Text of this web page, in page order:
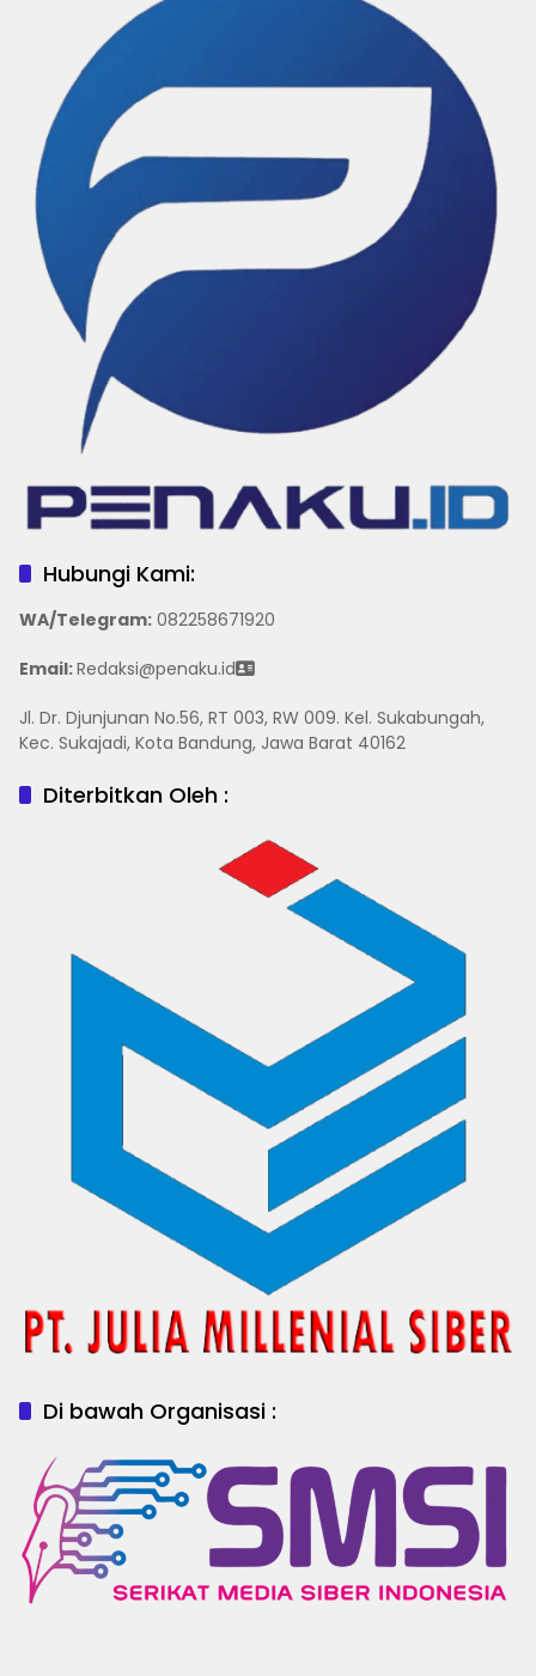
Hubungi Kami:
WA/Telegram: 082258671920
Email:Redaksi@penaku.id
Jl. Dr. Djunjunan No.56, RT 003, RW 009. Kel. Sukabungah,
Kec. Sukajadi, Kota Bandung, Jawa Barat 40162
Diterbitkan Oleh :
Di bawah Organisasi :